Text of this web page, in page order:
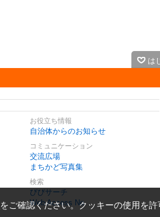
は
お役立ち情報
自治体からのお知らせ
コミュニケーション
交流広場
まちかど写真集
検索
びびサーチ
Web Access No.
をご確認ください。クッキーの使用を